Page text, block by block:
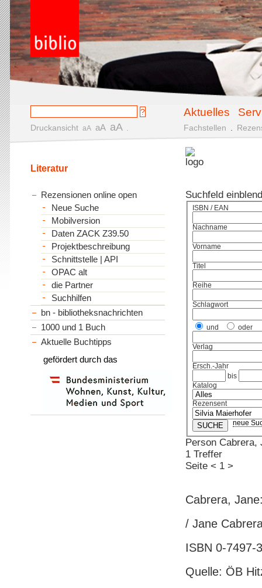
Aktuelles
Druckansicht aA aA aA Fachstellen
Suchfeld
ISBN / EAN
Nachname
Vorname
Titel
Reihe
Schlagwort
und oder
Verlag
Ersch.-Jahr
bis
Katalog
Rezensent
neue
Person Cabrera,
1 Treffer
Seite < 1 >
Cabrera,
/ Jane
ISBN 0-7497-
Quelle: ÖB
Literatur
Rezensionen online open
Neue Suche
Mobilversion
Daten ZACK Z39.50
Projektbeschreibung
Schnittstelle | API
OPAC alt
die Partner
Suchhilfen
bn - bibliotheksnachrichten
1000 und 1 Buch
Aktuelle Buchtipps
gefördert durch das